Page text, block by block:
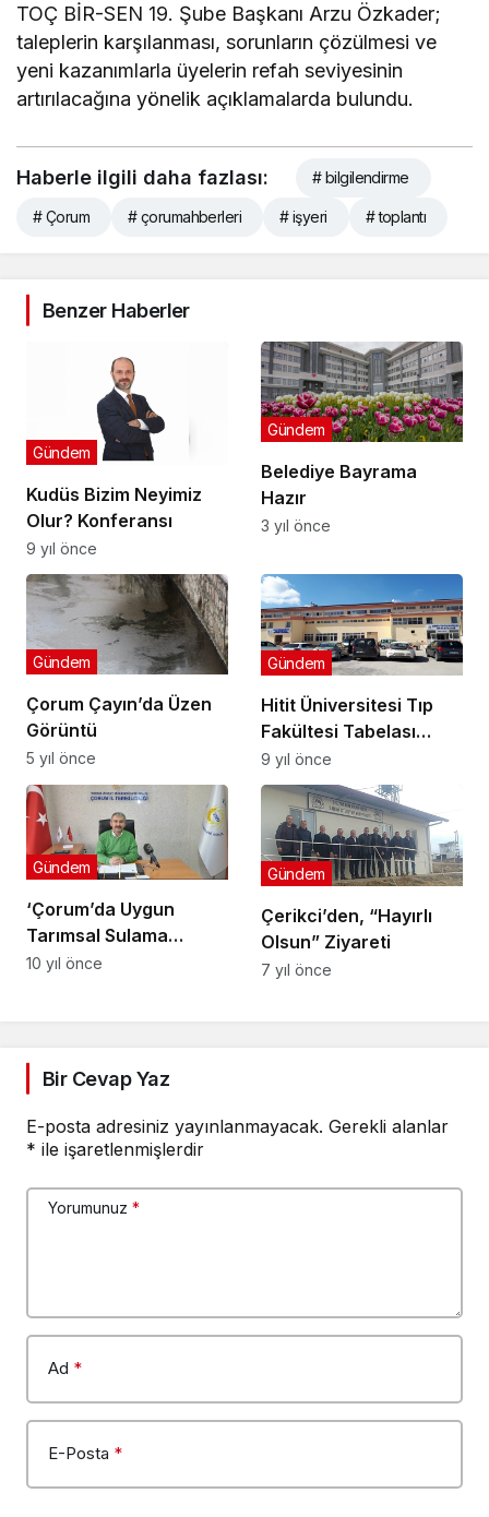
TOÇ BİR-SEN 19. Şube Başkanı Arzu Özkader;
taleplerin karşılanması, sorunların çözülmesi ve
yeni kazanımlarla üyelerin refah seviyesinin
artırılacağına yönelik açıklamalarda bulundu.
Haberle ilgili daha fazlası: # bilgilendirme
# Çorum # çorumahberleri # işyeri # toplantı
Benzer Haberler
Kudüs Bizim Neyimiz
Olur? Konferansı
Gündem
9 yıl önce
Belediye Bayrama
Hazır
Gündem
3 yıl önce
Çorum Çayın’da Üzen
Görüntü
Gündem
5 yıl önce
Hitit Üniversitesi Tıp
Fakültesi Tabelası
Asıldı
Gündem
9 yıl önce
‘Çorum’da Uygun
Tarımsal Sulama
Yapılmalı’
Gündem
10 yıl önce
Çerikci’den, “Hayırlı
Olsun” Ziyareti
Gündem
7 yıl önce
Bir Cevap Yaz
E-posta adresiniz yayınlanmayacak. Gerekli alanlar
* ile işaretlenmişlerdir
Yorumunuz *
Ad *
E-Posta *